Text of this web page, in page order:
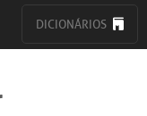
DICIONÁRIOS